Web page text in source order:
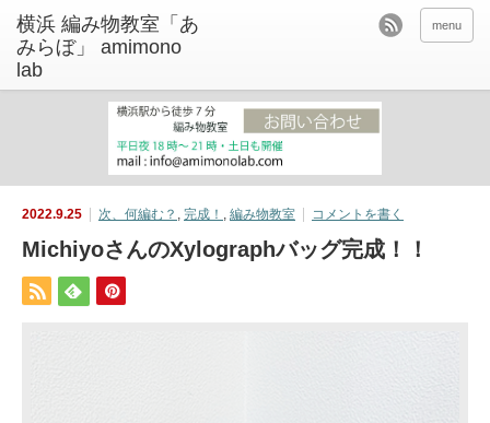
menu
2022.9.25 次、何編む？ , 完成！ , 編み物教室 コメントを書く
MichiyoさんのXylographバッグ完成！！